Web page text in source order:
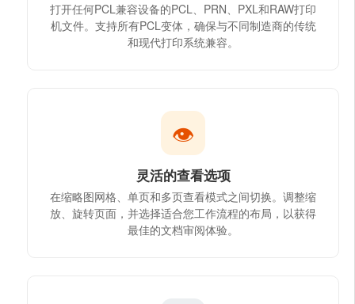
打开任何PCL兼容设备的PCL、PRN、PXL和RAW打印
机文件。支持所有PCL变体，确保与不同制造商的传统
和现代打印系统兼容。
👁
灵活的查看选项
在缩略图网格、单页和多页查看模式之间切换。调整缩
放、旋转页面，并选择适合您工作流程的布局，以获得
最佳的文档审阅体验。